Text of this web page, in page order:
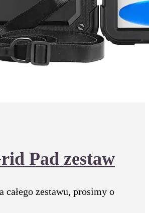
Pad zestaw
całego zestawu, prosimy o